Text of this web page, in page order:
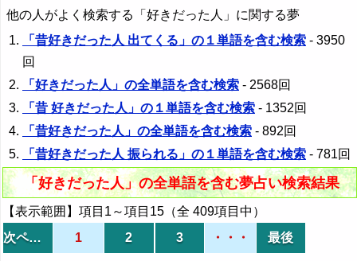
他の人がよく検索する「好きだった人」に関する夢
「昔好きだった人 出てくる」の１単語を含む検索 - 3950
回
「好きだった人」の全単語を含む検索 - 2568回
「昔 好きだった人」の１単語を含む検索 - 1352回
「昔好きだった人」の全単語を含む検索 - 892回
「昔好きだった人 振られる」の１単語を含む検索 - 781回
「好きだった人」の全単語を含む夢占い検索結果
【表示範囲】項目1～項目15（全 409項目中）
次ページ
1 2 3 ・・・ 最後